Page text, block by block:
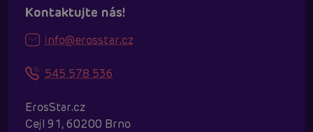
Kontaktujte nás!
info@erosstar.cz
545 578 536
ErosStar.cz
Cejl 91, 60200 Brno